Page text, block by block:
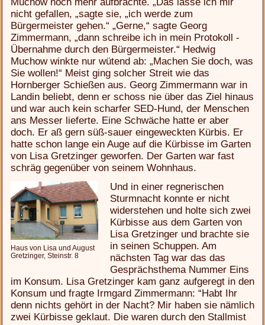
nicht gefallen, „sagte sie, „ich werde zum
Bürgermeister gehen.“ „Gerne,“ sagte Georg
Zimmermann, „dann schreibe ich in mein Protokoll -
Übernahme durch den Bürgermeister.“ Hedwig
Muchow winkte nur wütend ab: „Machen Sie doch, was
Sie wollen!“ Meist ging solcher Streit wie das
Hornberger Schießen aus. Georg Zimmermann war in
Landin beliebt, denn er schoss nie über das Ziel hinaus
und war auch kein scharfer SED-Hund, der Menschen
ans Messer lieferte. Eine Schwäche hatte er aber
doch. Er aß gern süß-sauer eingeweckten Kürbis. Er
hatte schon lange ein Auge auf die Kürbisse im Garten
von Lisa Gretzinger geworfen. Der Garten war fast
schräg gegenüber von seinem Wohnhaus.
Haus von Lisa und August
Gretzinger, Steinstr. 8
Und in einer regnerischen
Sturmnacht konnte er nicht
widerstehen und holte sich zwei
Kürbisse aus dem Garten von
Lisa Gretzinger und brachte sie
in seinen Schuppen. Am
nächsten Tag war das das
Gesprächsthema Nummer Eins
im Konsum. Lisa Gretzinger kam ganz aufgeregt in den
Konsum und fragte Irmgard Zimmermann: “Habt Ihr
denn nichts gehört in der Nacht? Mir haben sie nämlich
zwei Kürbisse geklaut. Die waren durch den Stallmist